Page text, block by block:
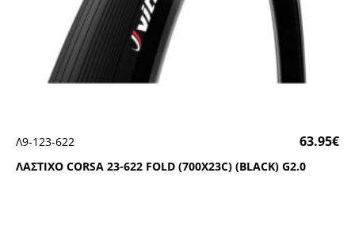
ΛΑΣΤΙΧΟ CΟRSΑ 23-622 FΟLD (700Χ23C) (ΒLΑCΚ) G2.0
Λ9-123-622 63.95€